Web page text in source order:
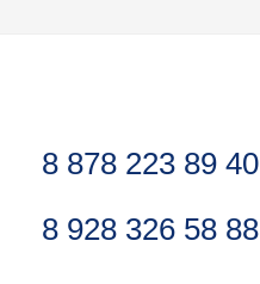
8 878 223 89 40
8 928 326 58 88